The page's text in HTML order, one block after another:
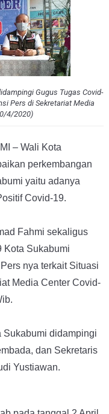
Gugus Tugas Covid-
Pers di Sekretariat Media
4/2020)
– Wali Kota
perkembangan
yaitu adanya
Covid-19.
Fahmi sekaligus
Kota Sukabumi
nya terkait Situasi
Media Center Covid-
Sukabumi didampingi
dan Sekretaris
Yustiawan.